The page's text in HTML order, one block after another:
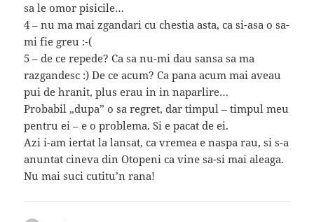
sa le omor pisicile…
4 – nu ma mai zgandari cu chestia asta, ca si-asa o sa-
mi fie greu :-(
5 – de ce repede? Ca sa nu-mi dau sansa sa ma
razgandesc :) De ce acum? Ca pana acum mai aveau
pui de hranit, plus erau in in naparlire…
Probabil „dupa” o sa regret, dar timpul – timpul meu
pentru ei – e o problema. Si e pacat de ei.
Azi i-am iertat la lansat, ca vremea e naspa rau, si s-a
anuntat cineva din Otopeni ca vine sa-si mai aleaga.
Nu mai suci cutitu’n rana!